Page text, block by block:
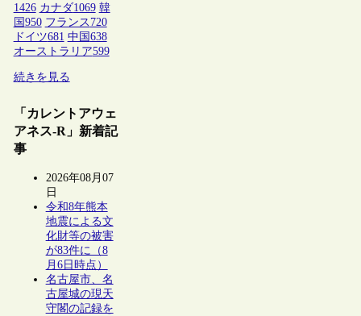
1426 カナダ1069 韓
国 950 フランス 720
ドイツ681 中国 638
オーストラリア599
続きを見る
「カレントアウェ
アネス-R」新着記
事
2026年08月07
日
令和8年熊本
地震による文
化財等の被害
が83件に（8
月6日時点）
名古屋市、名
古屋城の現天
守閣の記録を